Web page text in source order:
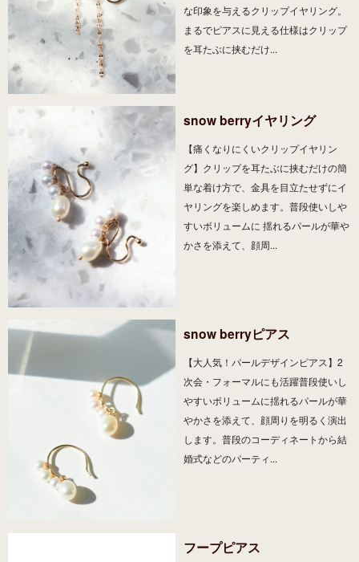
な印象を与えるクリップイヤリング。
まるでピアスに見える仕様はクリップ
を耳たぶに挟むだけ...
snow berryイヤリング
【痛くなりにくいクリップイヤリン
グ】クリップを耳たぶに挟むだけの簡
単な着け方で、金具を目立たせずにイ
ヤリングを楽しめます。普段使いしや
すいボリュームに 揺れるパールが華や
かさを添えて、顔周...
snow berryピアス
【大人気！パールデザインピアス】2
次会・フォーマルにも活躍普段使いし
やすいボリュームに揺れるパールが華
やかさを添えて、顔周りを明るく演出
します。普段のコーディネートから結
婚式などのパーティ...
フープピアス